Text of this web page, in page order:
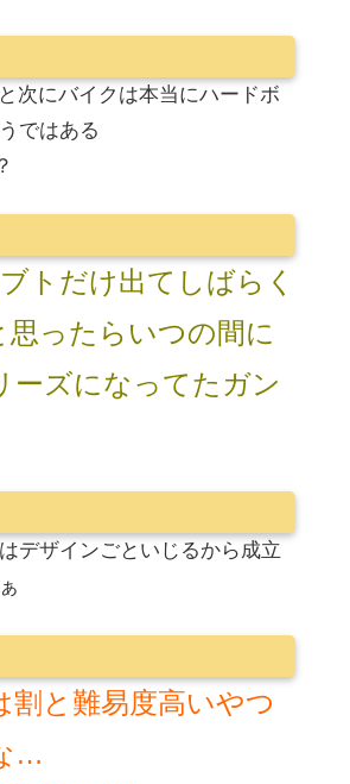
次にバイクは本当にハードボ
ではある
トだけ出てしばらく
思ったらいつの間に
ーズになってたガン
デザインごといじるから成立
割と難易度高いやつ
…